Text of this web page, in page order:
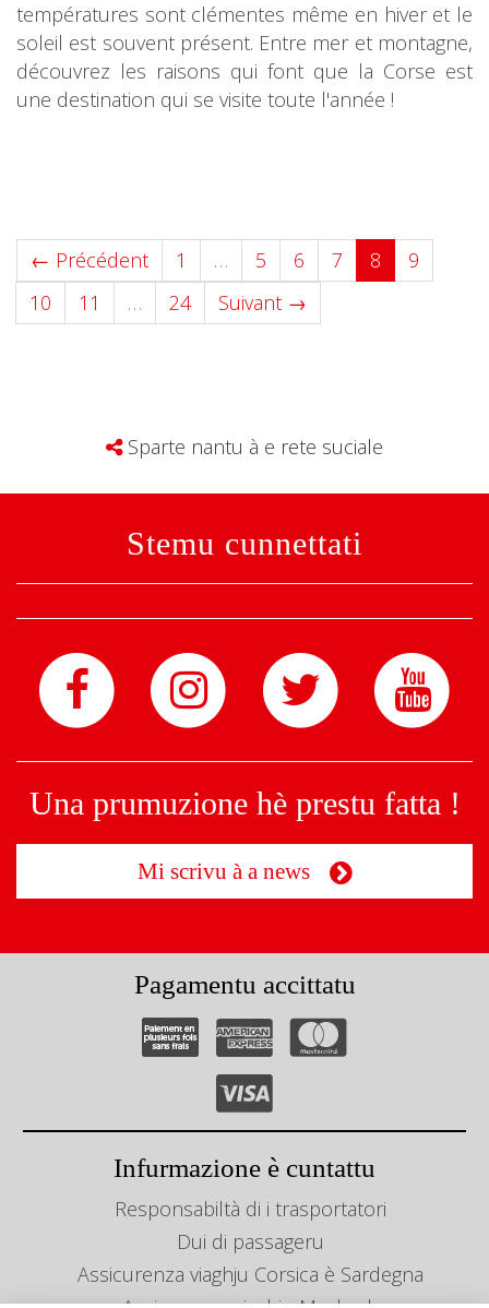
températures sont clémentes même en hiver et le
soleil est souvent présent. Entre mer et montagne,
découvrez les raisons qui font que la Corse est
une destination qui se visite toute l'année !
← Précédent 1 … 5 6 7 8 (current)
9
10
11 … 24 Suivant →
Sparte nantu à e rete suciale
Stemu cunnettati
Una prumuzione hè prestu fatta !
Mi scrivu à a news
Pagamentu accittatu
Infurmazione è cuntattu
Responsabiltà di i trasportatori
Dui di passageru
Assicurenza viaghju Corsica è Sardegna